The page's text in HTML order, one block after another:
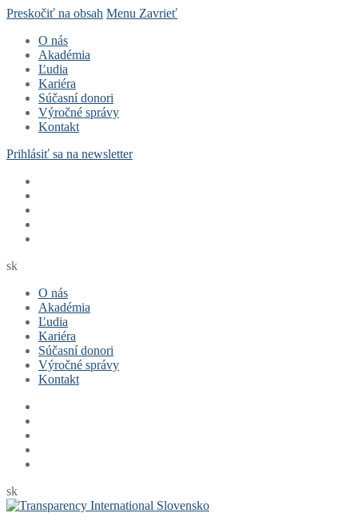
Preskočiť na obsah Menu Zavrieť
O nás
Akadémia
Ľudia
Kariéra
Súčasní donori
Výročné správy
Kontakt
Prihlásiť sa na newsletter
sk
O nás
Akadémia
Ľudia
Kariéra
Súčasní donori
Výročné správy
Kontakt
sk